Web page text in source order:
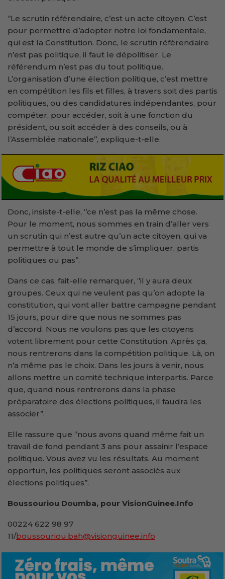
‘’Le scrutin référendaire, c’est un acte citoyen. C’est
pour permettre d’adopter notre loi fondamentale,
qui est la Constitution. Donc, le scrutin référendaire
n’est pas politique, il faut le dépolitiser. Le
référendum n’est pas du tout politique.
L’organisation d’une élection politique, c’est mettre
en compétition les fils et filles, à travers soit des partis
politiques, ou des candidatures indépendantes, pour
compéter, pour accéder, soit à une fonction du
président, ou soit accéder à des conseils, ou à
l’Assemblée nationale’’, explique-t-elle.
Donc, insiste-t-elle, ‘’ce n’est pas la même chose.
Pour le moment, nous sommes en train d’aller vers
un scrutin qui n’est autre qu’un acte citoyen, qui va
permettre à tout le monde de s’impliquer, partis
politiques ou pas’’.
Dans ce cas, fait-elle remarquer, ‘’il y aura deux
groupes. Ceux qui ne veulent pas qu’on adopte la
constitution, qui vont aller battre campagne pendant
15 jours, pour dire que nous ne sommes pas
d’accord. Nous ne voulons pas que les citoyens
votent librement pour cette Constitution. Après ça,
nous rentrerons dans la compétition politique. Là, on
n’a même pas le choix. Dans les jours à venir, nous
allons mettre un comité technique interpartis. Parce
que, quand nous rentrerons dans la phase
préparatoire des élections politiques, il faudra les
associer’’.
Elle rassure que ‘’nous avons quand même fait un
travail de fond pendant 3 ans pour assainir l’espace
politique. Vous avez vu les résultats. Au moment
opportun, les politiques seront associés aux
élections politiques’’.
Boussouriou Doumba, pour VisionGuinee.Info
00224 622 98 97
11/boussouriou.bah@visionguinee.info